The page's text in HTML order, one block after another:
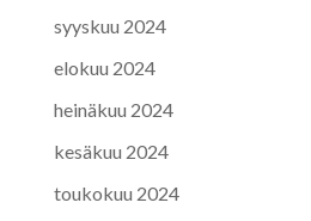
syyskuu 2024
elokuu 2024
heinäkuu 2024
kesäkuu 2024
toukokuu 2024